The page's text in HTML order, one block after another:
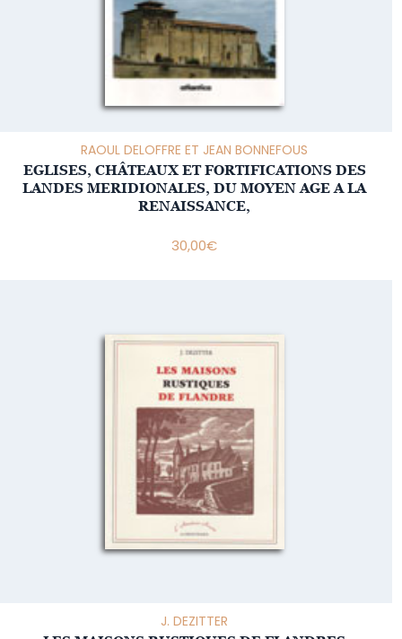
RAOUL DELOFFRE ET JEAN BONNEFOUS
EGLISES, CHÂTEAUX ET FORTIFICATIONS DES
LANDES MERIDIONALES, DU MOYEN AGE A LA
RENAISSANCE,
30,00€
J. DEZITTER